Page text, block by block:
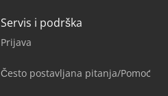
Servis i podrška
Prijava
Često postavljana pitanja/Pomoć